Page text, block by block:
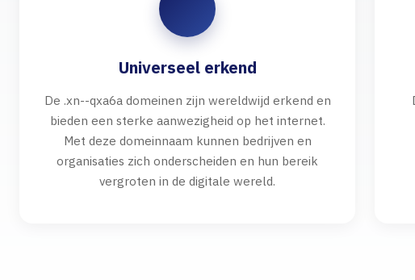
Universeel erkend
De .xn--qxa6a domeinen zijn wereldwijd erkend en
bieden een sterke aanwezigheid op het internet.
Met deze domeinnaam kunnen bedrijven en
organisaties zich onderscheiden en hun bereik
vergroten in de digitale wereld.